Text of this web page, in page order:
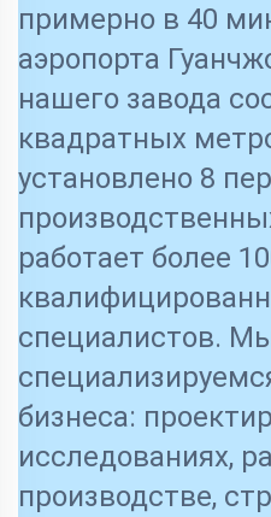
примерно в 40
аэропорта
нашего завода
квадратных
установлено 8
работает более
специалистов.
бизнеса:
исследованиях,
производстве,